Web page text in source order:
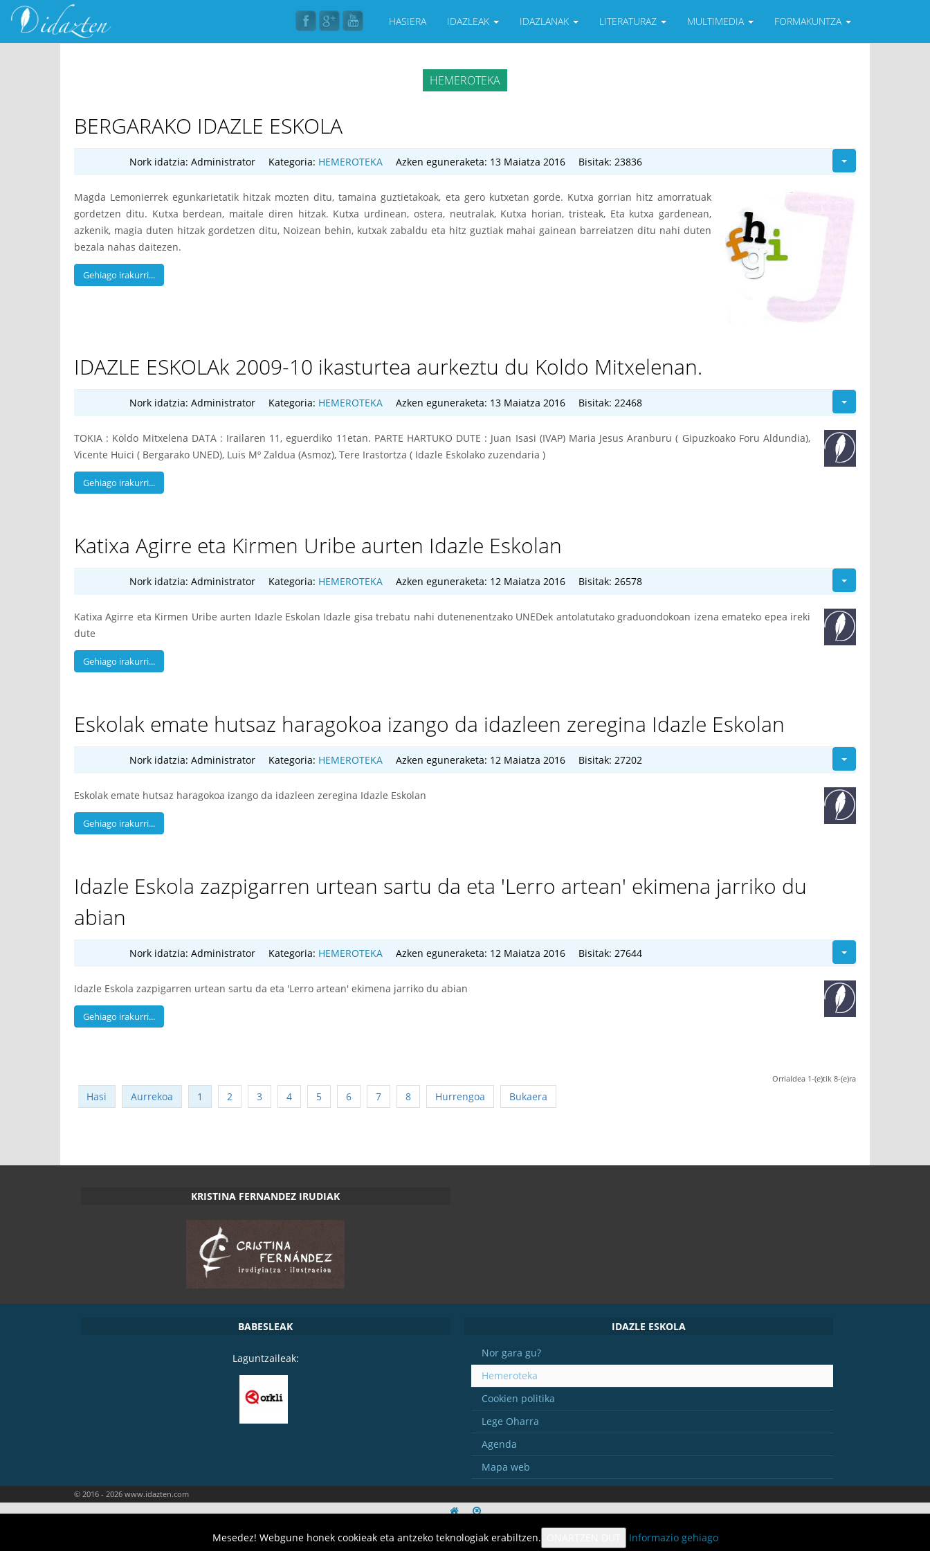
HASIERA IDAZLEAK IDAZLANAK LITERATURAZ MULTIMEDIA FORMAKUNTZA
HEMEROTEKA
BERGARAKO IDAZLE ESKOLA
Nork idatzia: Administrator Kategoria: HEMEROTEKA Azken eguneraketa: 13 Maiatza 2016 Bisitak: 23836
Magda Lemonierrek egunkarietatik hitzak mozten ditu, tamaina guztietakoak, eta gero kutxetan gorde. Kutxa gorrian hitz amorratuak
gordetzen ditu. Kutxa berdean, maitale diren hitzak. Kutxa urdinean, ostera, neutralak, Kutxa horian, tristeak, Eta kutxa gardenean,
azkenik, magia duten hitzak gordetzen ditu, Noizean behin, kutxak zabaldu eta hitz guztiak mahai gainean barreiatzen ditu nahi duten
bezala nahas daitezen.
Gehiago irakurri...
IDAZLE ESKOLAk 2009-10 ikasturtea aurkeztu du Koldo Mitxelenan.
Nork idatzia: Administrator Kategoria: HEMEROTEKA Azken eguneraketa: 13 Maiatza 2016 Bisitak: 22468
TOKIA : Koldo Mitxelena DATA : Irailaren 11, eguerdiko 11etan. PARTE HARTUKO DUTE : Juan Isasi (IVAP) Maria Jesus Aranburu ( Gipuzkoako Foru Aldundia),
Vicente Huici ( Bergarako UNED), Luis Mº Zaldua (Asmoz), Tere Irastortza ( Idazle Eskolako zuzendaria )
Gehiago irakurri...
Katixa Agirre eta Kirmen Uribe aurten Idazle Eskolan
Nork idatzia: Administrator Kategoria: HEMEROTEKA Azken eguneraketa: 12 Maiatza 2016 Bisitak: 26578
Katixa Agirre eta Kirmen Uribe aurten Idazle Eskolan Idazle gisa trebatu nahi dutenenentzako UNEDek antolatutako graduondokoan izena emateko epea ireki
dute
Gehiago irakurri...
Eskolak emate hutsaz haragokoa izango da idazleen zeregina Idazle Eskolan
Nork idatzia: Administrator Kategoria: HEMEROTEKA Azken eguneraketa: 12 Maiatza 2016 Bisitak: 27202
Eskolak emate hutsaz haragokoa izango da idazleen zeregina Idazle Eskolan
Gehiago irakurri...
Idazle Eskola zazpigarren urtean sartu da eta 'Lerro artean' ekimena jarriko du
abian
Nork idatzia: Administrator Kategoria: HEMEROTEKA Azken eguneraketa: 12 Maiatza 2016 Bisitak: 27644
Idazle Eskola zazpigarren urtean sartu da eta 'Lerro artean' ekimena jarriko du abian
Gehiago irakurri...
Orrialdea 1-(e)tik 8-(e)ra
Hasi Aurrekoa 1 2 3 4 5 6 7 8 Hurrengoa Bukaera
KRISTINA FERNANDEZ IRUDIAK
BABESLEAK
Laguntzaileak:
IDAZLE ESKOLA
Nor gara gu?
Hemeroteka
Cookien politika
Lege Oharra
Agenda
Mapa web
© 2016 - 2026 www.idazten.com
LITERATURAZ MULTIMEDIA FORMAKUNTZA
Mesedez! Webgune honek cookieak eta antzeko teknologiak erabiltzen. Informazio gehiago